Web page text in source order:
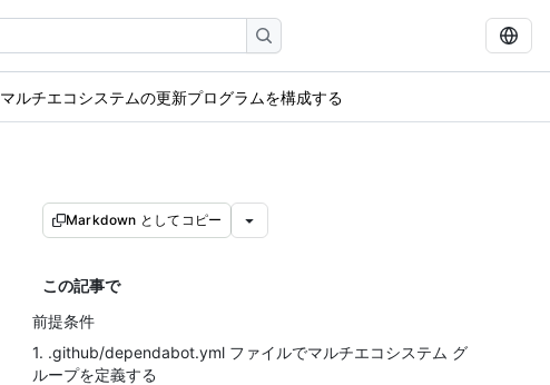
マルチエコシステムの更新プログラムを構成する
Markdown としてコピー
この記事で
前提条件
1. .github/dependabot.yml ファイルでマルチエコシステム グ
ループを定義する